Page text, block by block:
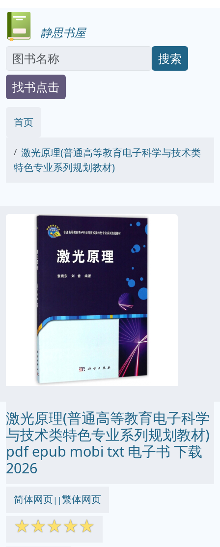
静思书屋
搜索
找书点击
首页
激光原理(普通高等教育电子科学与技术类
特色专业系列规划教材)
激光原理(普通高等教育电子科学
与技术类特色专业系列规划教材)
pdf epub mobi txt 电子书 下载
2026
简体网页||繁体网页
☆☆☆☆☆